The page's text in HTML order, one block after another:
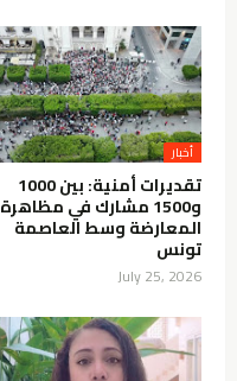
أخبار
تقديرات أمنية: بين 1000
و1500 مشارك في مظاهرة
المعارضة وسط العاصمة
تونس
July 25, 2026